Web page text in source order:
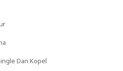
Dan Kopel